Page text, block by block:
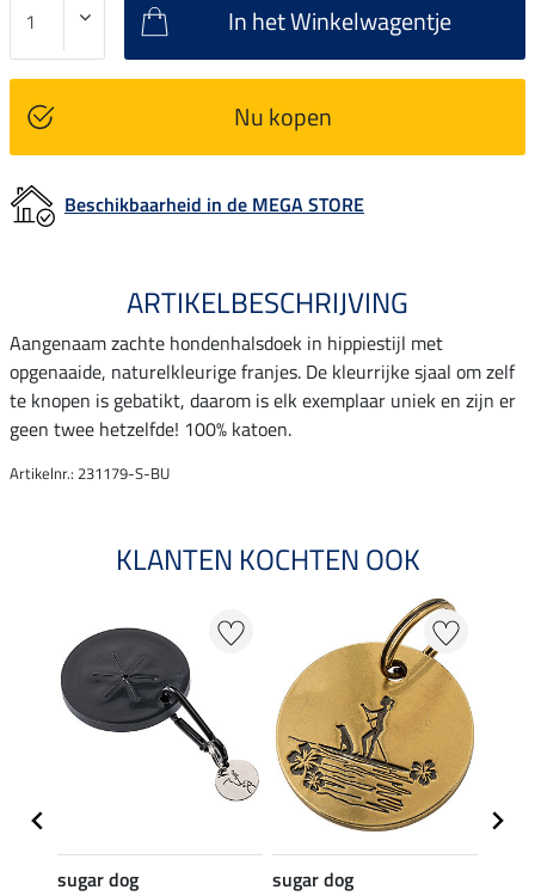
In het Winkelwagentje
Nu kopen
Beschikbaarheid in de MEGA STORE
ARTIKELBESCHRIJVING
Aangenaam zachte hondenhalsdoek in hippiestijl met
opgenaaide, naturelkleurige franjes. De kleurrijke sjaal om zelf
te knopen is gebatikt, daarom is elk exemplaar uniek en zijn er
geen twee hetzelfde! 100% katoen.
Artikelnr.: 231179-S-BU
KLANTEN KOCHTEN OOK
sugar dog
sugar dog